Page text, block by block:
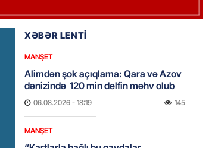
XƏBƏR LENTİ
MANŞET
Alimdən şok açıqlama: Qara və Azov
dənizində 120 min delfin məhv olub
06.08.2026 - 18:19 145
MANŞET